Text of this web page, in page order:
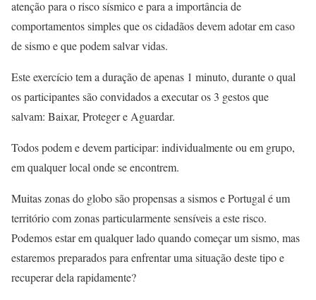
atenção para o risco sísmico e para a importância de
comportamentos simples que os cidadãos devem adotar em caso
de sismo e que podem salvar vidas.
Este exercício tem a duração de apenas 1 minuto, durante o qual
os participantes são convidados a executar os 3 gestos que
salvam: Baixar, Proteger e Aguardar.
Todos podem e devem participar: individualmente ou em grupo,
em qualquer local onde se encontrem.
Muitas zonas do globo são propensas a sismos e Portugal é um
território com zonas particularmente sensíveis a este risco.
Podemos estar em qualquer lado quando começar um sismo, mas
estaremos preparados para enfrentar uma situação deste tipo e
recuperar dela rapidamente?